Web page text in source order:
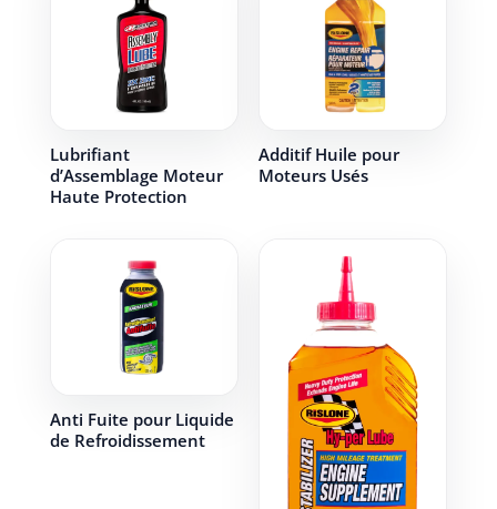
Lubrifiant
d’Assemblage Moteur
Haute Protection
Additif Huile pour
Moteurs Usés
Anti Fuite pour Liquide
de Refroidissement